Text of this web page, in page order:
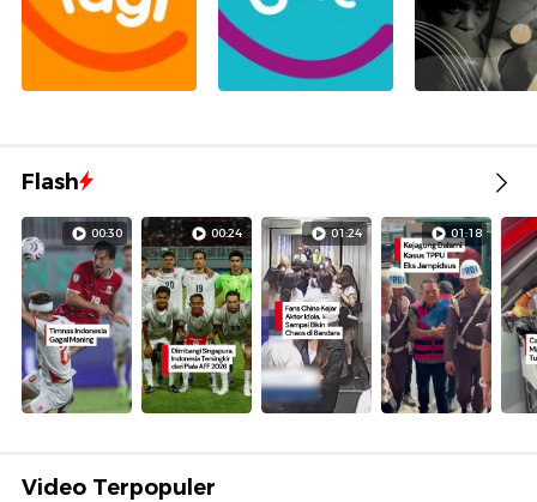
Flash
00:30 00:24 01:24 01:18
Video Terpopuler